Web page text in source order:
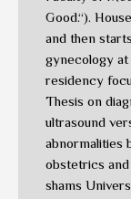
Good.“).
and then
gynecology
residency
Thesis on
ultrasound
abnormalities
obstetrics
shams